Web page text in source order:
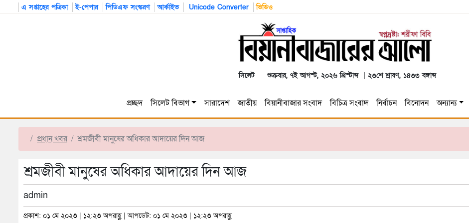
এ সপ্তাহের পত্রিকা ই-পেপার পিডিএফ সংস্করণ আর্কাইভ Unicode Converter ভিডিও
সিলেট শুক্রবার, ৭ই আগস্ট, ২০২৬ খ্রিস্টাব্দ | ২৩শে শ্রাবণ, ১৪৩৩ বঙ্গাব্দ
প্রচ্ছদ সিলেট বিভাগ সারাদেশ জাতীয় বিয়ানীবাজার সংবাদ বিচিত্র সংবাদ নির্বাচন বিনোদন অন্যান্য
প্রধান খবর শ্রমজীবী মানুষের অধিকার আদায়ের দিন আজ
শ্রমজীবী মানুষের অধিকার আদায়ের দিন আজ
admin
প্রকাশ: ০১ মে ২০২৩ | ১২:২৩ অপরাহ্ণ | আপডেট: ০১ মে ২০২৩ | ১২:২৩ অপরাহ্ণ